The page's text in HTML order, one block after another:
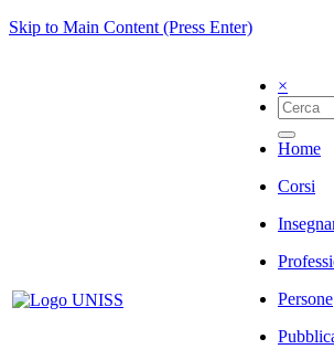
Skip to Main Content (Press Enter)
×
Home
Corsi
Persone